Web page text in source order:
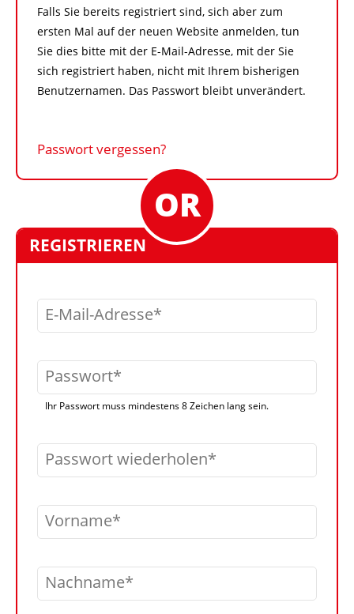
Falls Sie bereits registriert sind, sich aber zum
ersten Mal auf der neuen Website anmelden, tun
Sie dies bitte mit der E-Mail-Adresse, mit der Sie
sich registriert haben, nicht mit Ihrem bisherigen
Benutzernamen. Das Passwort bleibt unverändert.
Passwort vergessen?
REGISTRIEREN
E-Mail-Adresse
Passwort
Ihr Passwort muss mindestens 8 Zeichen lang sein.
Passwort wiederholen
Vorname
Nachname